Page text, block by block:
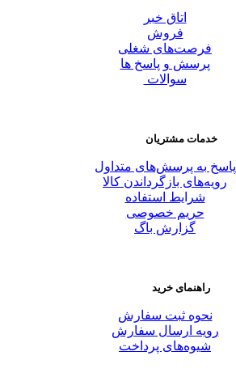
اتاق خبر
فروش
فرصت‌های شغلی
پرسش و پاسخ ها
سوالات
خدمات مشتریان
پاسخ به پرسش‌های متداول
رویه‌های بازگرداندن کالا
شرایط استفاده
حریم خصوصی
گزارش باگ
راهنمای خرید
نحوه ثبت سفارش
رویه ارسال سفارش
شیوه‌های پرداخت